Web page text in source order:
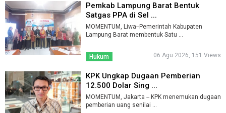
Pemkab Lampung Barat Bentuk
Satgas PPA di Sel ...
MOMENTUM, Liwa--Pemerintah Kabupaten
Lampung Barat membentuk Satu ...
Hukum 06 Agu 2026, 151 Views
KPK Ungkap Dugaan Pemberian
12.500 Dolar Sing ...
MOMENTUM, Jakarta -- KPK menemukan dugaan